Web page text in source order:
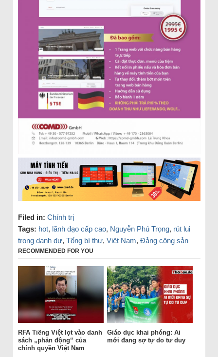
Filed in: Chính trị
Tags: hot, lãnh đạo cấp cao, Nguyễn Phú Trọng, rút lui
trong danh dự, Tổng bí thư, Việt Nam, Đảng cộng sản
RECOMMENDED FOR YOU
RFA Tiếng Việt lọt vào danh
sách „phản động“ của
chính quyền Việt Nam
Giáo dục khai phóng: Ai
mới đang sợ tự do tư duy